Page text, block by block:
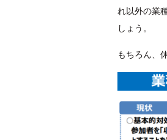
れ以外の業
しょう。
もちろん、